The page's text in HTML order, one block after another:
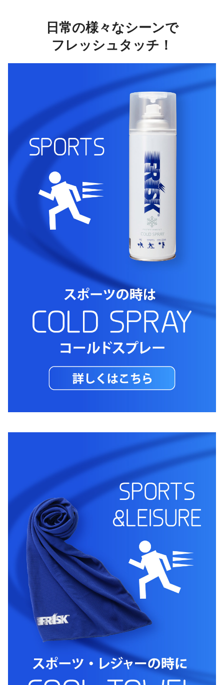
日常の様々なシーンで
フレッシュタッチ！